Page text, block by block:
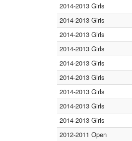
2014-2013 Girls
2014-2013 Girls
2014-2013 Girls
2014-2013 Girls
2014-2013 Girls
2014-2013 Girls
2014-2013 Girls
2014-2013 Girls
2014-2013 Girls
2012-2011 Open